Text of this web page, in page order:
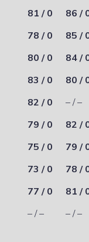
81 / 0
86 /
78 / 0
85 /
80 / 0
84 /
83 / 0
80 /
82 / 0
– / –
79 / 0
82 /
75 / 0
79 /
73 / 0
78 /
77 / 0
81 /
– / – – / –